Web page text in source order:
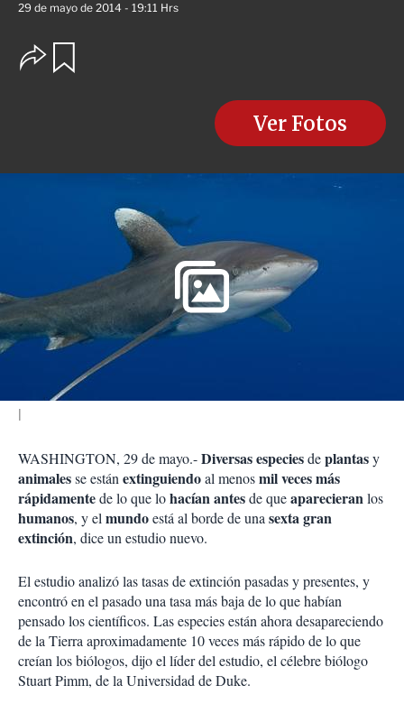
29 de mayo de 2014 - 19:11 Hrs
O
p
s
a
r
t
i
Ver Fotos
WASHINGTON, 29 de mayo.-Diversas especiesdeplantasy
animalesse están extinguiendoal menosmil veces más
rápidamentede lo que lohacían antesde queaparecieranlos
humanos, y el mundoestá al borde de una sexta gran
extinción, dice un estudio nuevo.
El estudio analizó las tasas de extinción pasadas y presentes, y
encontró en el pasado una tasa más baja de lo que habían
pensado los científicos. Las especies están ahora desapareciendo
de la Tierra aproximadamente 10 veces más rápido de lo que
creían los biólogos, dijo el líder del estudio, el célebre biólogo
Stuart Pimm, de la Universidad de Duke.